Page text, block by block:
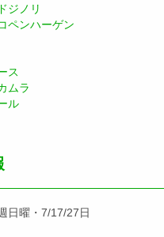
ジノリ
ペンハーゲン
ス
ムラ
ル
日曜・7/17/27日